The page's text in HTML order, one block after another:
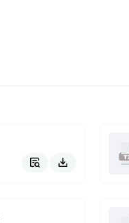
 